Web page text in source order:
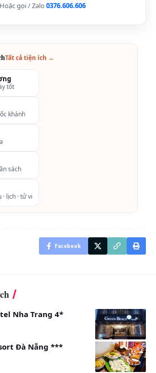
Sau 15:00
Phụ thu 30% giá phòng
ưu đãi voucher Malibu Hotel Beach
phòng khuyến mãi giá ưu đãi mới
tiết các hạng phòng và hỗ trợ đặt
vui lòng liên hệ
tin:
Vũng Tàu
Hotel Beach Vũng Tàu 4 sao
Hoặc gọi / Zalo 0376.606.606
Tất cả tiện ích →
tốt
khánh
sách
lịch · tử vi
Facebook
Nha Trang 4*
Đà Nẵng ***